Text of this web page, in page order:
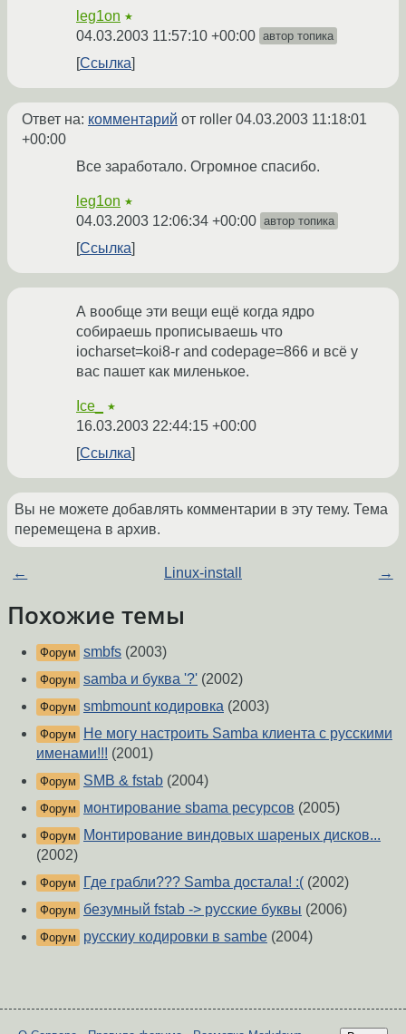
leg1on ★
04.03.2003 11:57:10 +00:00 автор топика
Ссылка
Ответ на: комментарий от roller 04.03.2003 11:18:01
+00:00
Все заработало. Огромное спасибо.
leg1on ★
04.03.2003 12:06:34 +00:00 автор топика
Ссылка
А вообще эти вещи ещё когда ядро
собираешь прописываешь что
iocharset=koi8-r and codepage=866 и всё у
вас пашет как миленькое.
Ice_ ★
16.03.2003 22:44:15 +00:00
Ссылка
Вы не можете добавлять комментарии в эту тему. Тема
перемещена в архив.
← Linux-install →
Похожие темы
Форум smbfs (2003)
Форум samba и буква '?' (2002)
Форум smbmount кодировка (2003)
Форум
Не могу настроить Samba клиента с русскими
именами!!! (2001)
Форум SMB & fstab (2004)
Форум монтирование sbama ресурсов (2005)
Форум
Монтирование виндовых шареных дисков...
(2002)
Форум Где грабли??? Samba достала! :( (2002)
Форум безумный fstab -> русские буквы (2006)
Форум русскиу кодировки в sambe (2004)